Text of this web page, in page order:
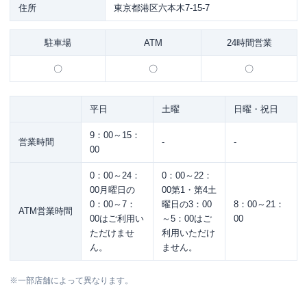
住所 東京都港区六本木7-15-7
駐車場 ATM 24時間営業
〇 〇 〇
平日 土曜 日曜・祝日
営業時間
9：00～15：
00
- -
ATM営業時間
0：00～24：
00月曜日の
0：00～7：
00はご利用い
ただけませ
ん。
0：00～22：
00第1・第4土
曜日の3：00
～5：00はご
利用いただけ
ません。
8：00～21：
00
※一部店舗によって異なります。